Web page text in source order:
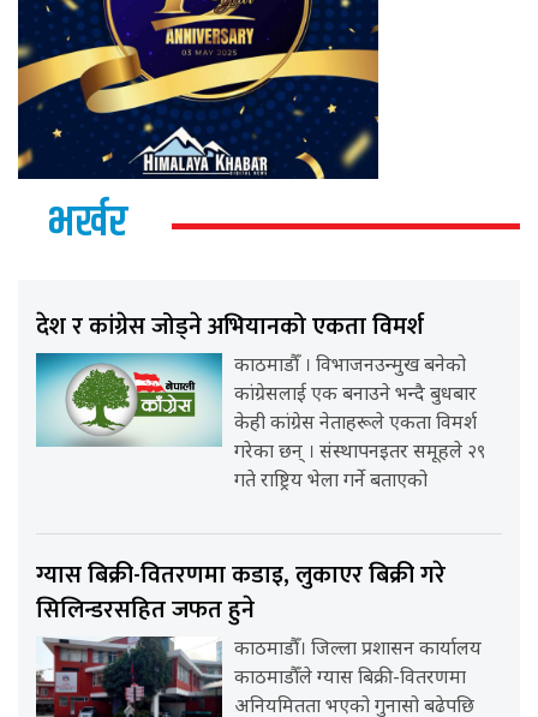
भर्खर
देश र कांग्रेस जोड्ने अभियानको एकता विमर्श
काठमाडौँ । विभाजनउन्मुख बनेको
कांग्रेसलाई एक बनाउने भन्दै बुधबार
केही कांग्रेस नेताहरूले एकता विमर्श
गरेका छन् । संस्थापनइतर समूहले २९
गते राष्ट्रिय भेला गर्ने बताएको
ग्यास बिक्री-वितरणमा कडाइ, लुकाएर बिक्री गरे
सिलिन्डरसहित जफत हुने
काठमाडौँ। जिल्ला प्रशासन कार्यालय
काठमाडौँले ग्यास बिक्री-वितरणमा
अनियमितता भएको गुनासो बढेपछि